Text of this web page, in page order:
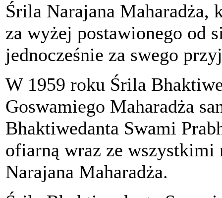
Śrila Narajana Maharadża,
za wyżej postawionego od
jednocześnie za swego
W 1959 roku Śrila
Goswamiego Maharadża
Bhaktiwedanta Swami
ofiarną wraz ze wszystkimi
Narajana Maharadża.